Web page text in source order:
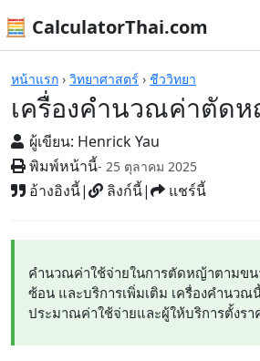
🧮 CalculatorThai.com
หน้าแรก › วิทยาศาสตร์ › ชีววิทยา
เครื่องคำนวณค่าตัด
ผู้เขียน: Henrick Yau
พิมพ์หน้านี้- 25 ตุลาคม 2025
อ้างอิงนี้| ลิงก์นี้| แชร์นี้
เครื่องคิดเลข
คำนวณค่าใช้จ่ายในการตัดหญ้าตามข
ซ้อน และบริการเพิ่มเติม เครื่องคำนวณ
ประมาณค่าใช้จ่ายและผู้ให้บริการตั้งรา